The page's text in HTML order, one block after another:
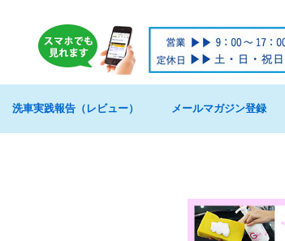
洗車実践報告（レビュー） メールマガジン登録